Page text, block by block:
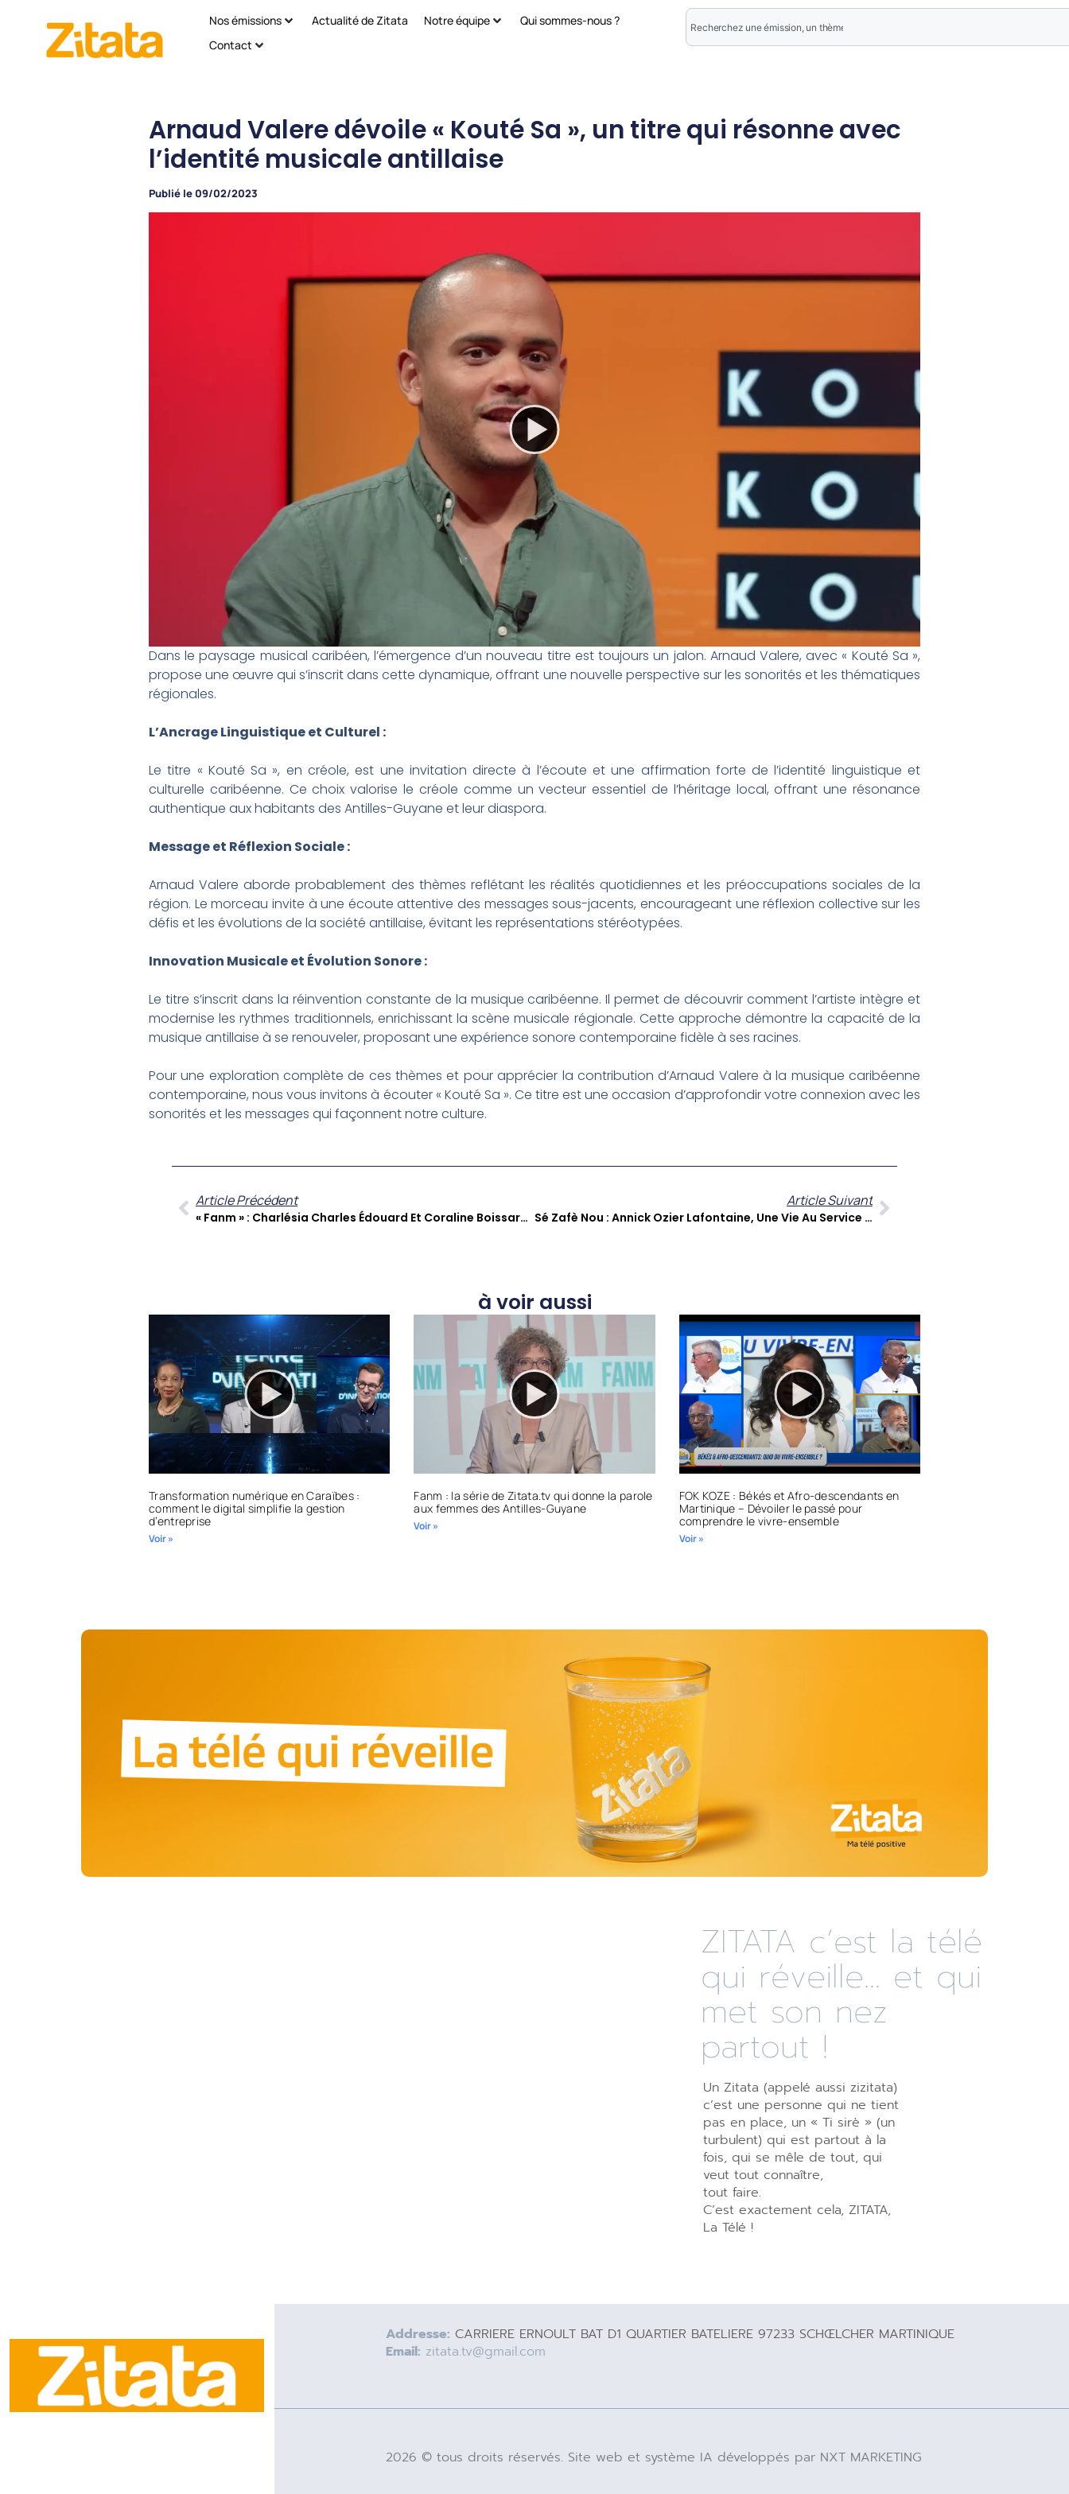
Nos émissions Actualité de Zitata Notre équipe
Qui sommes-nous ?
Contact
Arnaud Valere dévoile « Kouté Sa », un titre qui résonne avec
l’identité musicale antillaise
Publié le 09/02/2023
Dans le paysage musical caribéen, l’émergence d’un nouveau titre est toujours un jalon. Arnaud Valere, avec « Kouté Sa »,
propose une œuvre qui s’inscrit dans cette dynamique, offrant une nouvelle perspective sur les sonorités et les thématiques
régionales.
L’Ancrage Linguistique et Culturel :
Le titre « Kouté Sa », en créole, est une invitation directe à l’écoute et une affirmation forte de l’identité linguistique et
culturelle caribéenne. Ce choix valorise le créole comme un vecteur essentiel de l’héritage local, offrant une résonance
authentique aux habitants des Antilles-Guyane et leur diaspora.
Message et Réflexion Sociale :
Arnaud Valere aborde probablement des thèmes reflétant les réalités quotidiennes et les préoccupations sociales de la
région. Le morceau invite à une écoute attentive des messages sous-jacents, encourageant une réflexion collective sur les
défis et les évolutions de la société antillaise, évitant les représentations stéréotypées.
Innovation Musicale et Évolution Sonore :
Le titre s’inscrit dans la réinvention constante de la musique caribéenne. Il permet de découvrir comment l’artiste intègre et
modernise les rythmes traditionnels, enrichissant la scène musicale régionale. Cette approche démontre la capacité de la
musique antillaise à se renouveler, proposant une expérience sonore contemporaine fidèle à ses racines.
Pour une exploration complète de ces thèmes et pour apprécier la contribution d’Arnaud Valere à la musique caribéenne
contemporaine, nous vous invitons à écouter « Kouté Sa ». Ce titre est une occasion d’approfondir votre connexion avec les
sonorités et les messages qui façonnent notre culture.
Article Précédent
« Fanm » : Charlésia Charles Édouard Et Coraline Boissard, Des Voix Pour L’émancipation Féminine En Martinique
Article Suivant
Sé Zafè Nou : Annick Ozier Lafontaine, Une Vie Au Service Des Antilles Et De La Guyane
à voir aussi
Transformation numérique en Caraïbes :
comment le digital simplifie la gestion
d’entreprise
Voir »
Fanm : la série de Zitata.tv qui donne la parole
aux femmes des Antilles-Guyane
Voir »
FOK KOZE : Békés et Afro-descendants en
Martinique – Dévoiler le passé pour
comprendre le vivre-ensemble
Voir »
ZITATA c’est la télé
qui réveille... et qui
met son nez
partout !
Un Zitata (appelé aussi zizitata)
c’est une personne qui ne tient
pas en place, un « Ti sirè » (un
turbulent) qui est partout à la
fois, qui se mêle de tout, qui
veut tout connaître,
tout faire.
C’est exactement cela, ZITATA,
La Télé !
Addresse: CARRIERE ERNOULT BAT D1 QUARTIER BATELIERE 97233 SCHŒLCHER MARTINIQUE
Email: zitata.tv@gmail.com
2026 © tous droits réservés. Site web et système IA développés par NXT MARKETING